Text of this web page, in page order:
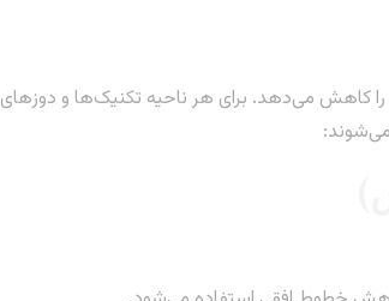
کاهش می‌دهد. برای هر ناحیه تکنیک‌ها و دوزهای